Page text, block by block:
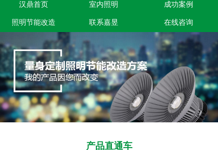
汉鼎首页 室内照明 成功案例
照明节能改造 联系嘉昱 在线咨询
产品直通车